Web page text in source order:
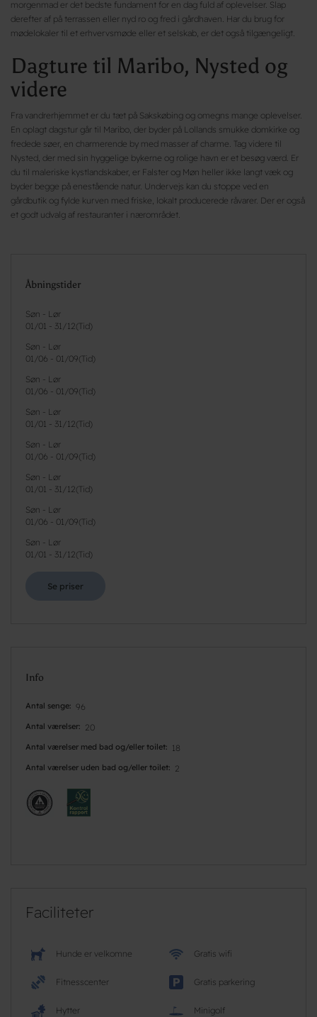
morgenmad er det bedste fundament for en dag fuld af oplevelser. Slap
derefter af på terrassen eller nyd ro og fred i gårdhaven. Har du brug for
mødelokaler til et erhvervsmøde eller et selskab, er det også tilgængeligt.
Dagture til Maribo, Nysted og
videre
Fra vandrerhjemmet er du tæt på Sakskøbing og omegns mange oplevelser.
En oplagt dagstur går til Maribo, der byder på Lollands smukke domkirke og
fredede søer, en charmerende by med masser af charme. Tag videre til
Nysted, der med sin hyggelige bykerne og rolige havn er et besøg værd. Er
du til maleriske kystlandskaber, er Falster og Møn heller ikke langt væk og
byder begge på enestående natur. Undervejs kan du stoppe ved en
gårdbutik og fylde kurven med friske, lokalt producerede råvarer. Der er også
et godt udvalg af restauranter i nærområdet.
Åbningstider
Søn - Lør
01/01 - 31/12( Tid)
Søn - Lør
01/06 - 01/09( Tid)
Søn - Lør
01/06 - 01/09( Tid)
Søn - Lør
01/01 - 31/12( Tid)
Søn - Lør
01/06 - 01/09( Tid)
Søn - Lør
01/01 - 31/12( Tid)
Søn - Lør
01/06 - 01/09( Tid)
Søn - Lør
01/01 - 31/12( Tid)
Se priser
Info
Antal senge 96
Antal værelser 20
Antal værelser med bad og/eller toilet 18
Antal værelser uden bad og/eller toilet 2
Faciliteter
Hunde er velkomne Gratis wifi
Fitnesscenter Gratis parkering
Hytter Minigolf